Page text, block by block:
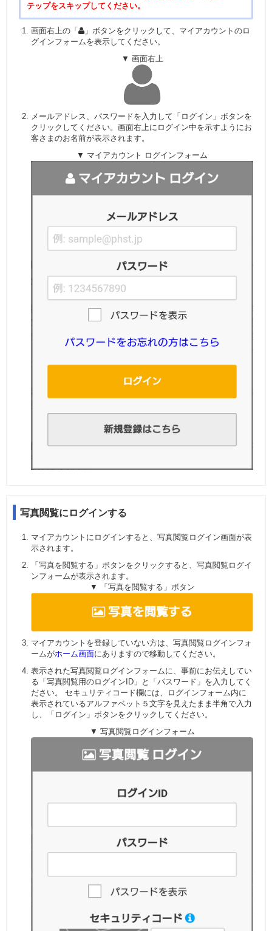
テップをスキップしてください。
画面右上の「
」ボタンをクリックして、マイアカウントのロ
グインフォームを表示してください。
▼ 画面右上
メールアドレス、パスワードを入力して「ログイン」ボタンを
クリックしてください。画面右上にログイン中を示すようにお
客さまのお名前が表示されます。
▼ マイアカウント ログインフォーム
写真閲覧にログインする
マイアカウントにログインすると、写真閲覧ログイン画面が表
示されます。
「写真を閲覧する」ボタンをクリックすると、写真閲覧ログイ
ンフォームが表示されます。
▼ 「写真を閲覧する」ボタン
マイアカウントを登録していない方は、写真閲覧ログインフォ
ームがホーム画面にありますので移動してください。
表示された写真閲覧ログインフォームに、事前にお伝えしてい
る「写真閲覧用のログインID」と「パスワード」を入力してく
ださい。 セキュリティコード欄には、ログインフォーム内に
表示されているアルファベット５文字を見えたまま半角で入力
し、「ログイン」ボタンをクリックしてください。
▼ 写真閲覧ログインフォーム